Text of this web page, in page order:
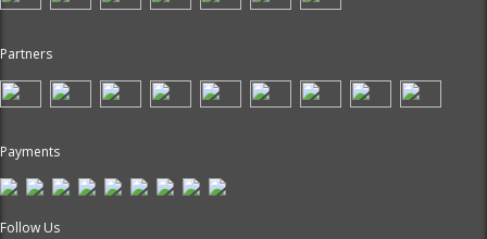
Partners
Payments
Follow Us